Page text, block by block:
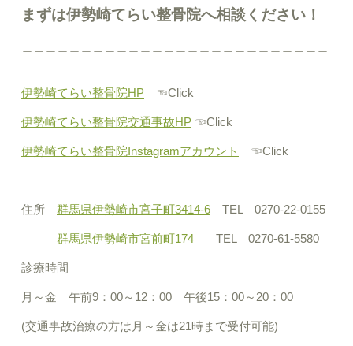
まずは伊勢崎てらい整骨院へ相談ください！
伊勢崎てらい整骨院HP ☜Click
伊勢崎てらい整骨院交通事故HP ☜Click
伊勢崎てらい整骨院Instagramアカウント ☜Click
住所 群馬県伊勢崎市宮子町3414-6 TEL 0270-22-0155
群馬県伊勢崎市宮前町174 TEL 0270-61-5580
診療時間
月～金 午前9：00～12：00 午後15：00～20：00
(交通事故治療の方は月～金は21時まで受付可能)